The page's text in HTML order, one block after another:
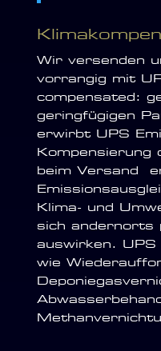
Wir versenden
vorrangig mit
compensated:
geringfügigen
erwirbt UPS
Kompensierung
beim Versand
Klima- und
sich andernorts
auswirken.
wie